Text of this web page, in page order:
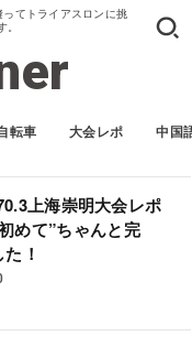
てトライアスロンに挑
転車 大会レポ 中国
上海崇明大会レポ
めて”ちゃんと完
！